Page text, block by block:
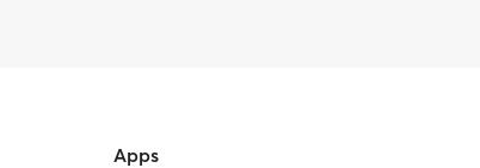
Apps